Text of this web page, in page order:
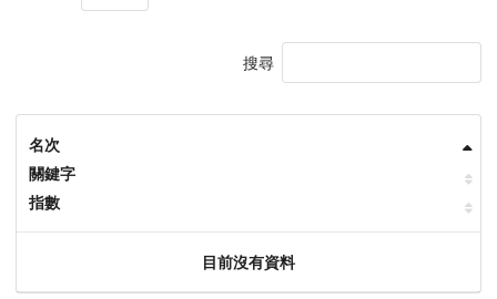
搜尋
名次
關鍵字
指數
目前沒有資料